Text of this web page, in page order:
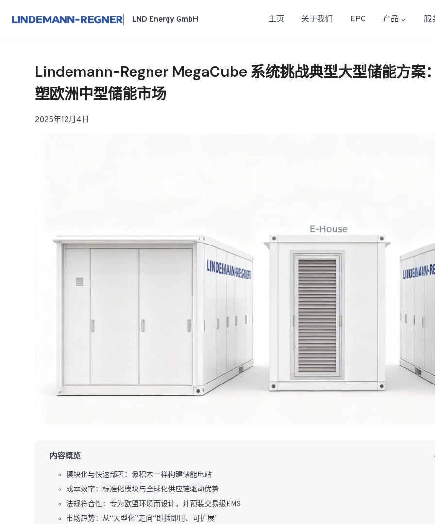
LND Energy GmbH 主页 关于我们 EPC 产品 服
Lindemann-Regner MegaCube 系统挑战典型大型储能方案
塑欧洲中型储能市场
2025年12月4日
内容概览
模块化与快速部署：像积木一样构建储能电站
成本效率：标准化模块与全球化供应链驱动优势
法规符合性：专为欧盟环境而设计，并预装交易级EMS
市场趋势：从“大型化”走向“即插即用、可扩展”